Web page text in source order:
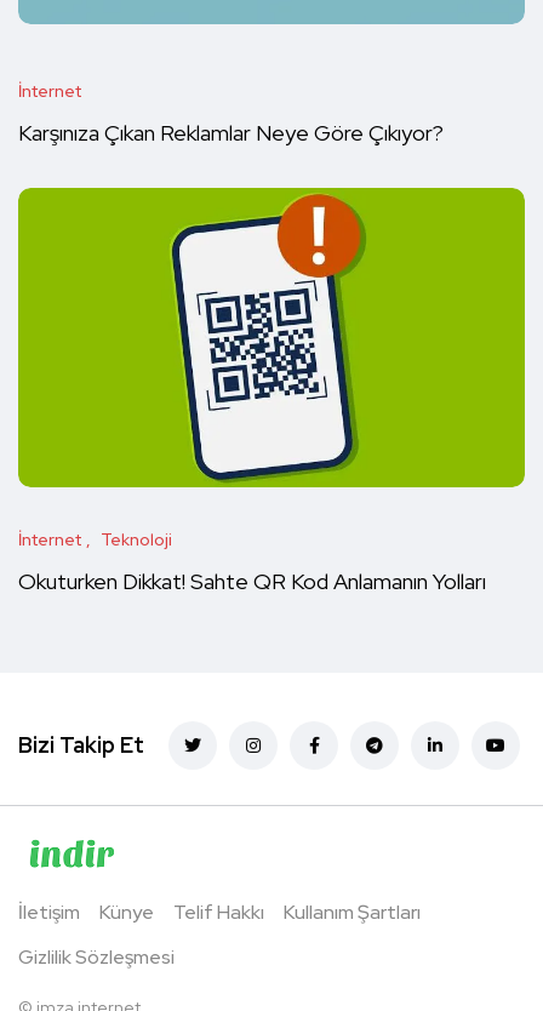
İnternet
Karşınıza Çıkan Reklamlar Neye Göre Çıkıyor?
İnternet Teknoloji
Okuturken Dikkat! Sahte QR Kod Anlamanın Yolları
Bizi Takip Et
İletişim Künye Telif Hakkı
Kullanım Şartları
Gizlilik Sözleşmesi